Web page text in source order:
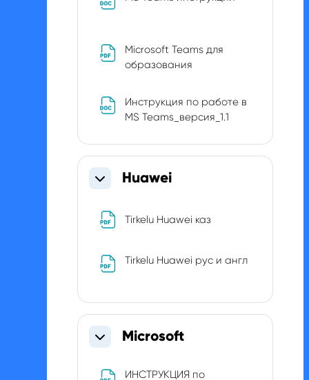
Microsoft Teams для
образования
Инструкция по работе в
MS Teams_версия_1.1
CollapseHuawei
Tirkelu Huawei каз
Tirkelu Huawei рус и англ
CollapseMicrosoft
ИНСТРУКЦИЯ по